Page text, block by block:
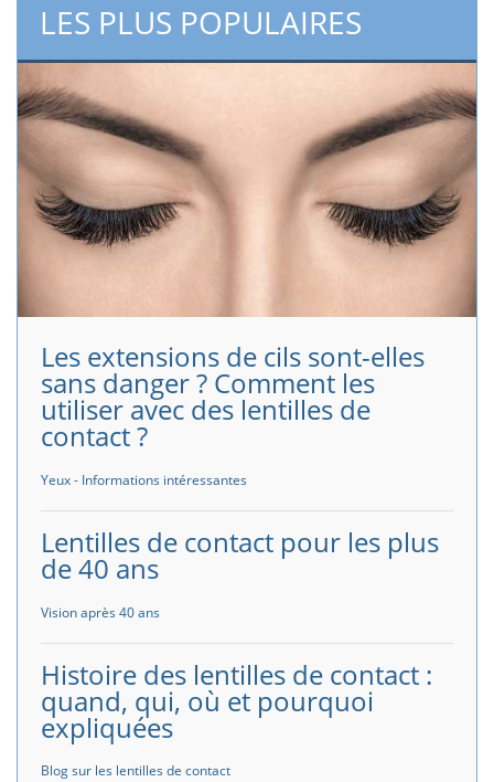
LES PLUS POPULAIRES
Les extensions de cils sont-elles
sans danger ? Comment les
utiliser avec des lentilles de
contact ?
Yeux - Informations intéressantes
Lentilles de contact pour les plus
de 40 ans
Vision après 40 ans
Histoire des lentilles de contact :
quand, qui, où et pourquoi
expliquées
Blog sur les lentilles de contact